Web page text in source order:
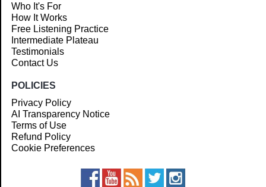
Who It's For
How It Works
Free Listening Practice
Intermediate Plateau
Testimonials
Contact Us
POLICIES
Privacy Policy
AI Transparency Notice
Terms of Use
Refund Policy
Cookie Preferences